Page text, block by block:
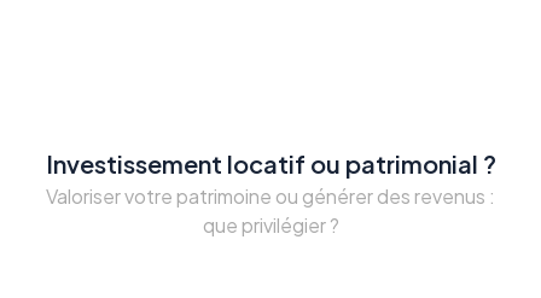
Investissement locatif ou patrimonial ?
Valoriser votre patrimoine ou générer des revenus :
que privilégier ?